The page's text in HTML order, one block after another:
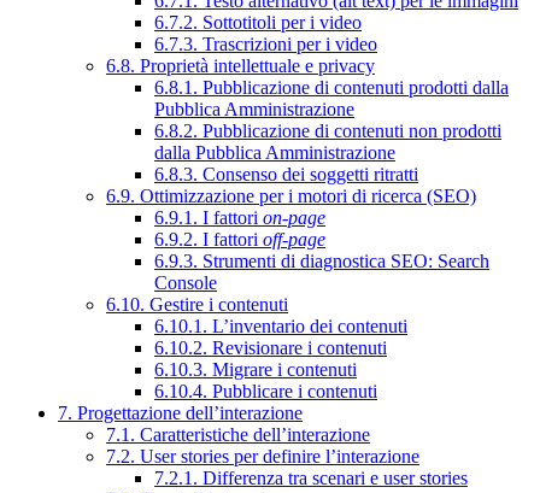
6.7.2. Sottotitoli per i video
6.7.3. Trascrizioni per i video
6.8. Proprietà intellettuale e privacy
6.8.1. Pubblicazione di contenuti prodotti dalla
Pubblica Amministrazione
6.8.2. Pubblicazione di contenuti non prodotti
dalla Pubblica Amministrazione
6.8.3. Consenso dei soggetti ritratti
6.9. Ottimizzazione per i motori di ricerca (SEO)
6.9.1. I fattori on-page
6.9.2. I fattori off-page
6.9.3. Strumenti di diagnostica SEO: Search
Console
6.10. Gestire i contenuti
6.10.1. L’inventario dei contenuti
6.10.2. Revisionare i contenuti
6.10.3. Migrare i contenuti
6.10.4. Pubblicare i contenuti
7. Progettazione dell’interazione
7.1. Caratteristiche dell’interazione
7.2. User stories per definire l’interazione
7.2.1. Differenza tra scenari e user stories